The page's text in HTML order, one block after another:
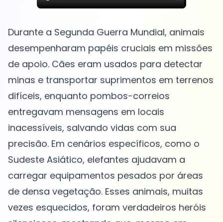
Durante a Segunda Guerra Mundial, animais
desempenharam papéis cruciais em missões
de apoio. Cães eram usados para detectar
minas e transportar suprimentos em terrenos
difíceis, enquanto pombos-correios
entregavam mensagens em locais
inacessíveis, salvando vidas com sua
precisão. Em cenários específicos, como o
Sudeste Asiático, elefantes ajudavam a
carregar equipamentos pesados por áreas
de densa vegetação. Esses animais, muitas
vezes esquecidos, foram verdadeiros heróis